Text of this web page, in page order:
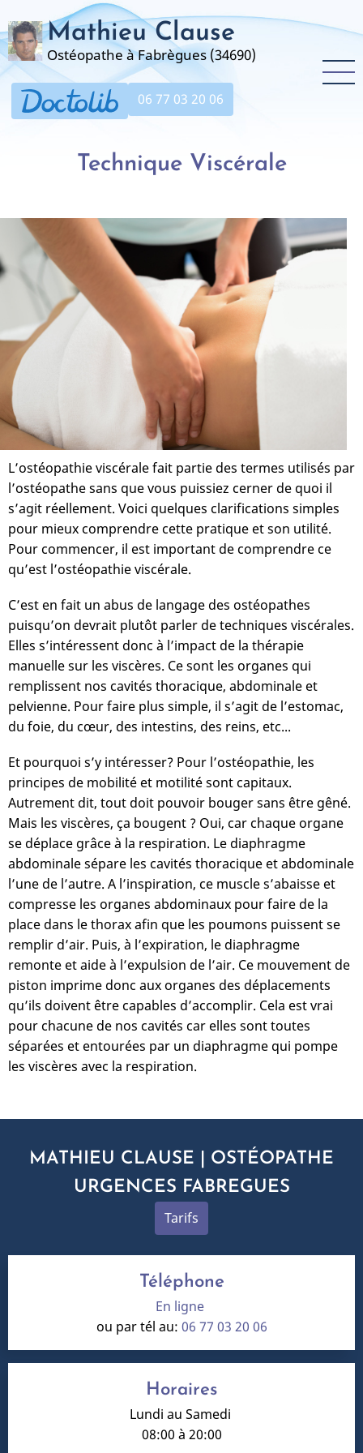
au
contenu
principal
Mathieu Clause
Ostéopathe à Fabrègues (34690)
06 77 03 20 06
Technique Viscérale
L’ostéopathie viscérale fait partie des termes utilisés par
l’ostéopathe sans que vous puissiez cerner de quoi il
s’agit réellement. Voici quelques clarifications simples
pour mieux comprendre cette pratique et son utilité.
Pour commencer, il est important de comprendre ce
qu’est l’ostéopathie viscérale.
C’est en fait un abus de langage des ostéopathes
puisqu’on devrait plutôt parler de techniques viscérales.
Elles s’intéressent donc à l’impact de la thérapie
manuelle sur les viscères. Ce sont les organes qui
remplissent nos cavités thoracique, abdominale et
pelvienne. Pour faire plus simple, il s’agit de l’estomac,
du foie, du cœur, des intestins, des reins, etc...
Et pourquoi s’y intéresser? Pour l’ostéopathie, les
principes de mobilité et motilité sont capitaux.
Autrement dit, tout doit pouvoir bouger sans être gêné.
Mais les viscères, ça bougent ? Oui, car chaque organe
se déplace grâce à la respiration. Le diaphragme
abdominale sépare les cavités thoracique et abdominale
l’une de l’autre. A l’inspiration, ce muscle s’abaisse et
compresse les organes abdominaux pour faire de la
place dans le thorax afin que les poumons puissent se
remplir d’air. Puis, à l’expiration, le diaphragme
remonte et aide à l’expulsion de l’air. Ce mouvement de
piston imprime donc aux organes des déplacements
qu’ils doivent être capables d’accomplir. Cela est vrai
pour chacune de nos cavités car elles sont toutes
séparées et entourées par un diaphragme qui pompe
les viscères avec la respiration.
MATHIEU CLAUSE | OSTÉOPATHE
URGENCES FABREGUES
Tarifs
Téléphone
En ligne
ou par tél au: 06 77 03 20 06
Horaires
Lundi au Samedi
08:00 à 20:00